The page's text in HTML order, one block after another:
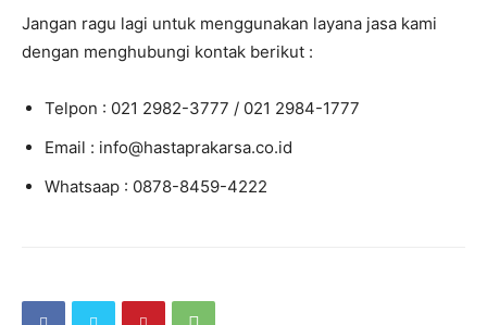
Jangan ragu lagi untuk menggunakan layana jasa kami
dengan menghubungi kontak berikut :
Telpon : 021 2982-3777 / 021 2984-1777
Email : info@hastaprakarsa.co.id
Whatsaap : 0878-8459-4222